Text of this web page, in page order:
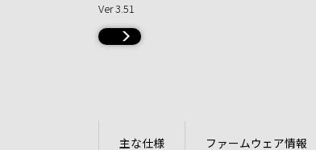
Ver 3.51
主な仕様 ファームウェア情報